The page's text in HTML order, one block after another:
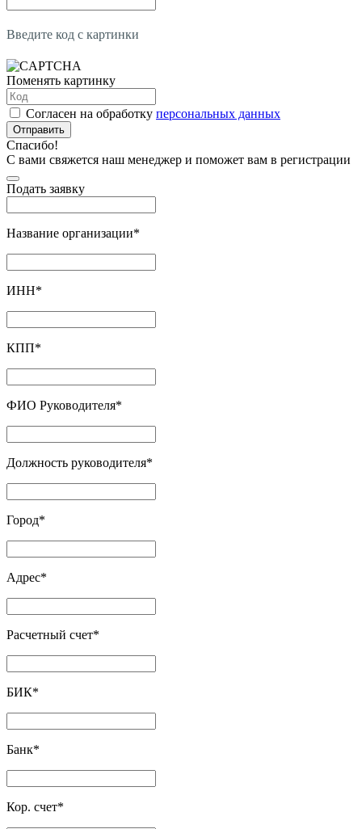
Введите код с картинки
Поменять картинку
Согласен на обработку персональных данных
Отправить
Спасибо!
С вами свяжется наш менеджер и поможет вам в регистрации
Подать заявку
Название организации*
ИНН*
КПП*
ФИО Руководителя*
Должность руководителя*
Город*
Адрес*
Расчетный счет*
БИК*
Банк*
Кор. счет*